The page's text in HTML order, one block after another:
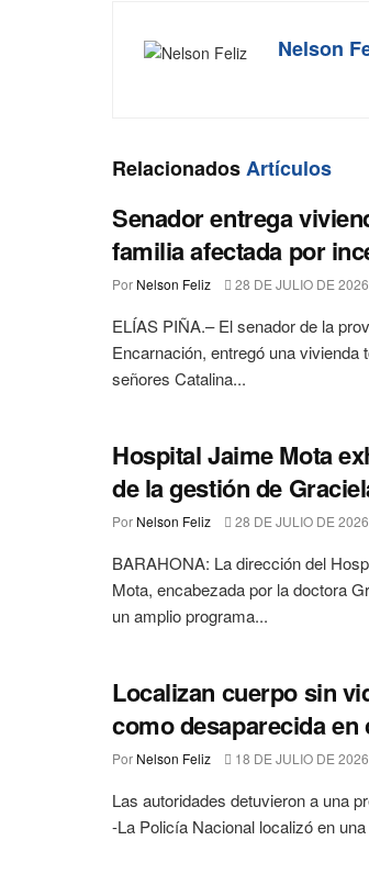
Nelson
RelacionadosArtículos
Senador entrega
familia afectada por
Por Nelson Feliz 28 DE JULIO DE 2026
ELÍAS PIÑA.– El senador de la
Encarnación, entregó una vivienda
señores Catalina...
Hospital Jaime Mota
de la gestión de
Por Nelson Feliz 28 DE JULIO DE 2026
BARAHONA: La dirección del
Mota, encabezada por la doctora
un amplio programa...
Localizan cuerpo sin
como desaparecida
Por Nelson Feliz 18 DE JULIO DE 2026
Las autoridades detuvieron a una
-La Policía Nacional localizó en